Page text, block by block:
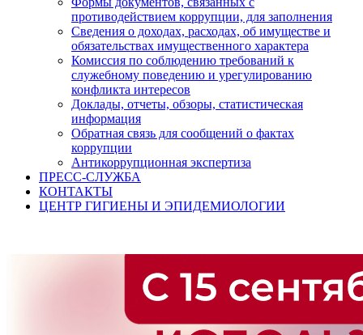
противодействием коррупции, для заполнения
Сведения о доходах, расходах, об имуществе и
обязательствах имущественного характера
Комиссия по соблюдению требований к
служебному поведению и урегулированию
конфликта интересов
Доклады, отчеты, обзоры, статистическая
информация
Обратная связь для сообщений о фактах
коррупции
Антикоррупционная экспертиза
ПРЕСС-СЛУЖБА
КОНТАКТЫ
ЦЕНТР ГИГИЕНЫ И ЭПИДЕМИОЛОГИИ